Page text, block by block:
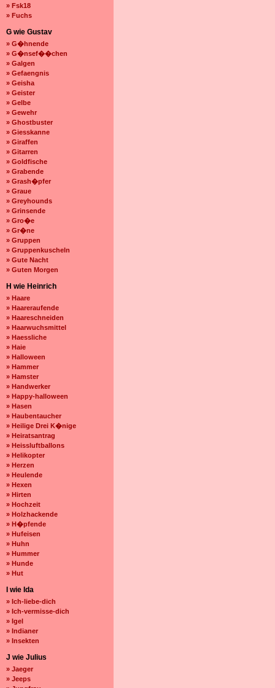
» Fsk18
» Fuchs
G wie Gustav
» G�hnende
» G�nsef��chen
» Galgen
» Gefaengnis
» Geisha
» Geister
» Gelbe
» Gewehr
» Ghostbuster
» Giesskanne
» Giraffen
» Gitarren
» Goldfische
» Grabende
» Grash�pfer
» Graue
» Greyhounds
» Grinsende
» Gro�e
» Gr�ne
» Gruppen
» Gruppenkuscheln
» Gute Nacht
» Guten Morgen
H wie Heinrich
» Haare
» Haareraufende
» Haareschneiden
» Haarwuchsmittel
» Haessliche
» Haie
» Halloween
» Hammer
» Hamster
» Handwerker
» Happy-halloween
» Hasen
» Haubentaucher
» Heilige Drei K�nige
» Heiratsantrag
» Heissluftballons
» Helikopter
» Herzen
» Heulende
» Hexen
» Hirten
» Hochzeit
» Holzhackende
» H�pfende
» Hufeisen
» Huhn
» Hummer
» Hunde
» Hut
I wie Ida
» Ich-liebe-dich
» Ich-vermisse-dich
» Igel
» Indianer
» Insekten
J wie Julius
» Jaeger
» Jeeps